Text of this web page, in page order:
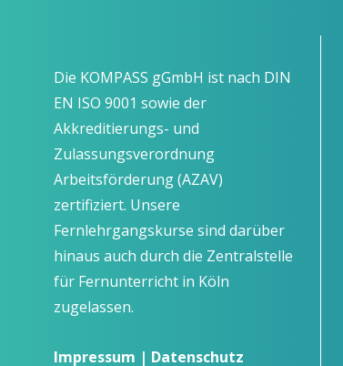
Die KOMPASS gGmbH ist nach DIN
EN ISO 9001 sowie der
Akkreditierungs- und
Zulassungsverordnung
Arbeitsförderung (AZAV)
zertifiziert. Unsere
Fernlehrgangskurse sind darüber
hinaus auch durch die Zentralstelle
für Fernunterricht in Köln
zugelassen.
Impressum | Datenschutz